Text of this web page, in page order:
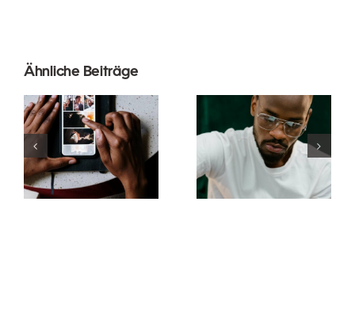
Ähnliche Beiträge
Die besten
Apps zur
Animation
von Fotos
für
ansprechende
Die 17
besten
Tipps zur
Verbesserung
des
Verständnisses